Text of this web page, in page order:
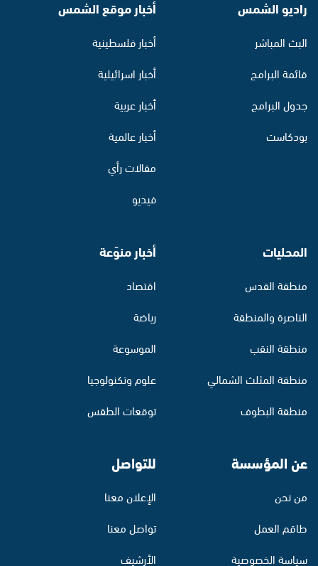
راديو الشمس
البث المباشر
قائمة البرامج
جدول البرامج
بودكاست
أخبار موقع الشمس
أخبار فلسطينية
أخبار اسرائيلية
أخبار عربية
أخبار عالمية
مقالات رأي
فيديو
المحليات
منطقة القدس
الناصرة والمنطقة
منطقة النقب
منطقة المثلث الشمالي
منطقة البطوف
أخبار منوّعة
اقتصاد
رياضة
الموسوعة
علوم وتكنولوجيا
توقعات الطقس
عن المؤسسة
من نحن
طاقم العمل
سياسة الخصوصية
للتواصل
الإعلان معنا
تواصل معنا
الأرشيف